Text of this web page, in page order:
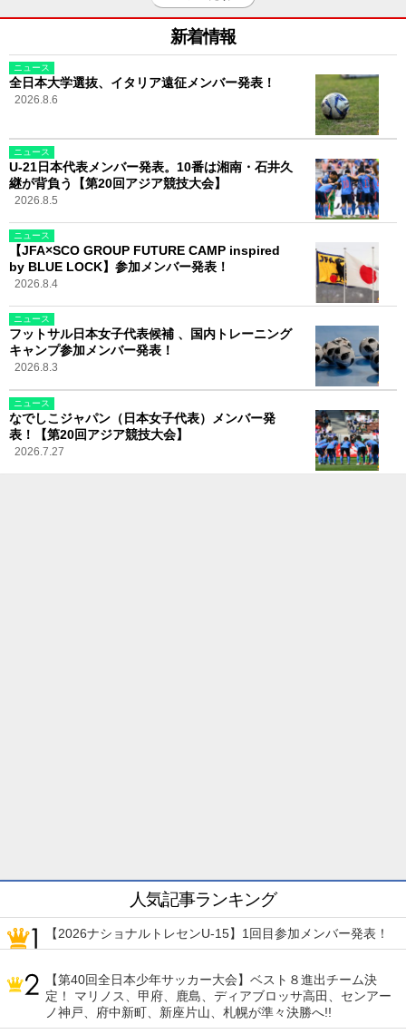
新着情報
ニュース
全日本大学選抜、イタリア遠征メンバー発表！
2026.8.6
ニュース
U-21日本代表メンバー発表。10番は湘南・石井久
継が背負う【第20回アジア競技大会】
2026.8.5
ニュース
【JFA×SCO GROUP FUTURE CAMP inspired
by BLUE LOCK】参加メンバー発表！
2026.8.4
ニュース
フットサル日本女子代表候補 、国内トレーニング
キャンプ参加メンバー発表！
2026.8.3
ニュース
なでしこジャパン（日本女子代表）メンバー発
表！【第20回アジア競技大会】
2026.7.27
人気記事ランキング
【2026ナショナルトレセンU-15】1回目参加メンバー発表！
【第40回全日本少年サッカー大会】ベスト８進出チーム決
定！ マリノス、甲府、鹿島、ディアブロッサ高田、センアー
ノ神戸、府中新町、新座片山、札幌が準々決勝へ!!